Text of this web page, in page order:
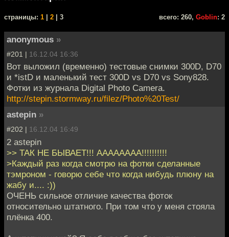
cтраницы: 1 2 | 3 всего: 260, Goblin: 2
anonymous »
#201 | 16.12.04 16:36
Вот выложил (временно) тестовые снимки 300D, D70
и *istD и маленький тест 300D vs D70 vs Sony828.
Фотки из журнала Digital Photo Camera.
http://stepin.stormway.ru/filez/Photo%20Test/
astepin »
#202 | 16.12.04 16:49
2 astepin
>> ТАК НЕ БЫВАЕТ!!! AAAAAAAA!!!!!!!!!!
>Каждый раз когда смотрю на фотки сделанные
тэмроном - говорю себе что когда нибудь плюну на
жабу и.... :))
ОЧЕНЬ сильное отличие качества фоток
относительно штатного. При том что у меня стояла
плёнка 400.